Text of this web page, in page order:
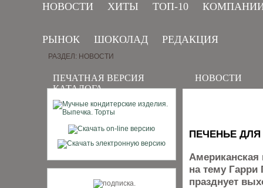
НОВОСТИ ХИТЫ ТОП-10
РЫНОК ШОКОЛАД РЕДАКЦИЯ
ПЕЧАТНАЯ ВЕРСИЯ
КАТАЛОГА
РАЗДЕЛ: НОВОСТИ
НОВОСТИ
ПЕЧЕНЬЕ
Американская
на тему Гарри
празднует